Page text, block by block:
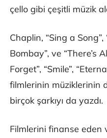
çello gibi çeşitli müzik
Chaplin, “Sing a
Bombay”, ve “There’s
Forget”, “Smile”,
filmlerinin müziklerinin
birçok şarkıyı da yazdı.
Filmlerini finanse eden